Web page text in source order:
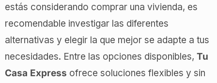
estás considerando comprar una vivienda, es
recomendable investigar las diferentes
alternativas y elegir la que mejor se adapte a tus
necesidades. Entre las opciones disponibles, Tu
Casa Express ofrece soluciones flexibles y sin